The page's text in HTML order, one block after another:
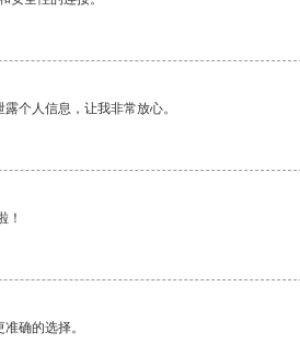
个人信息，让我非常放心。
！
确的选择。